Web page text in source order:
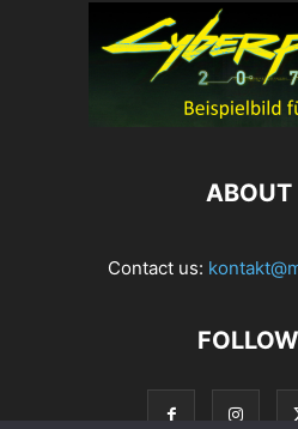
ABOUT
Contact us: